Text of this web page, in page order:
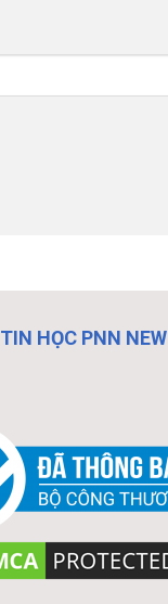
HỌC PNN NEW